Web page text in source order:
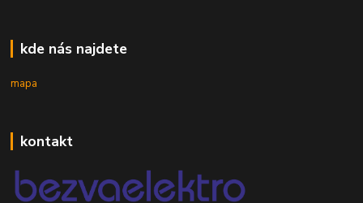
kde nás najdete
mapa
kontakt